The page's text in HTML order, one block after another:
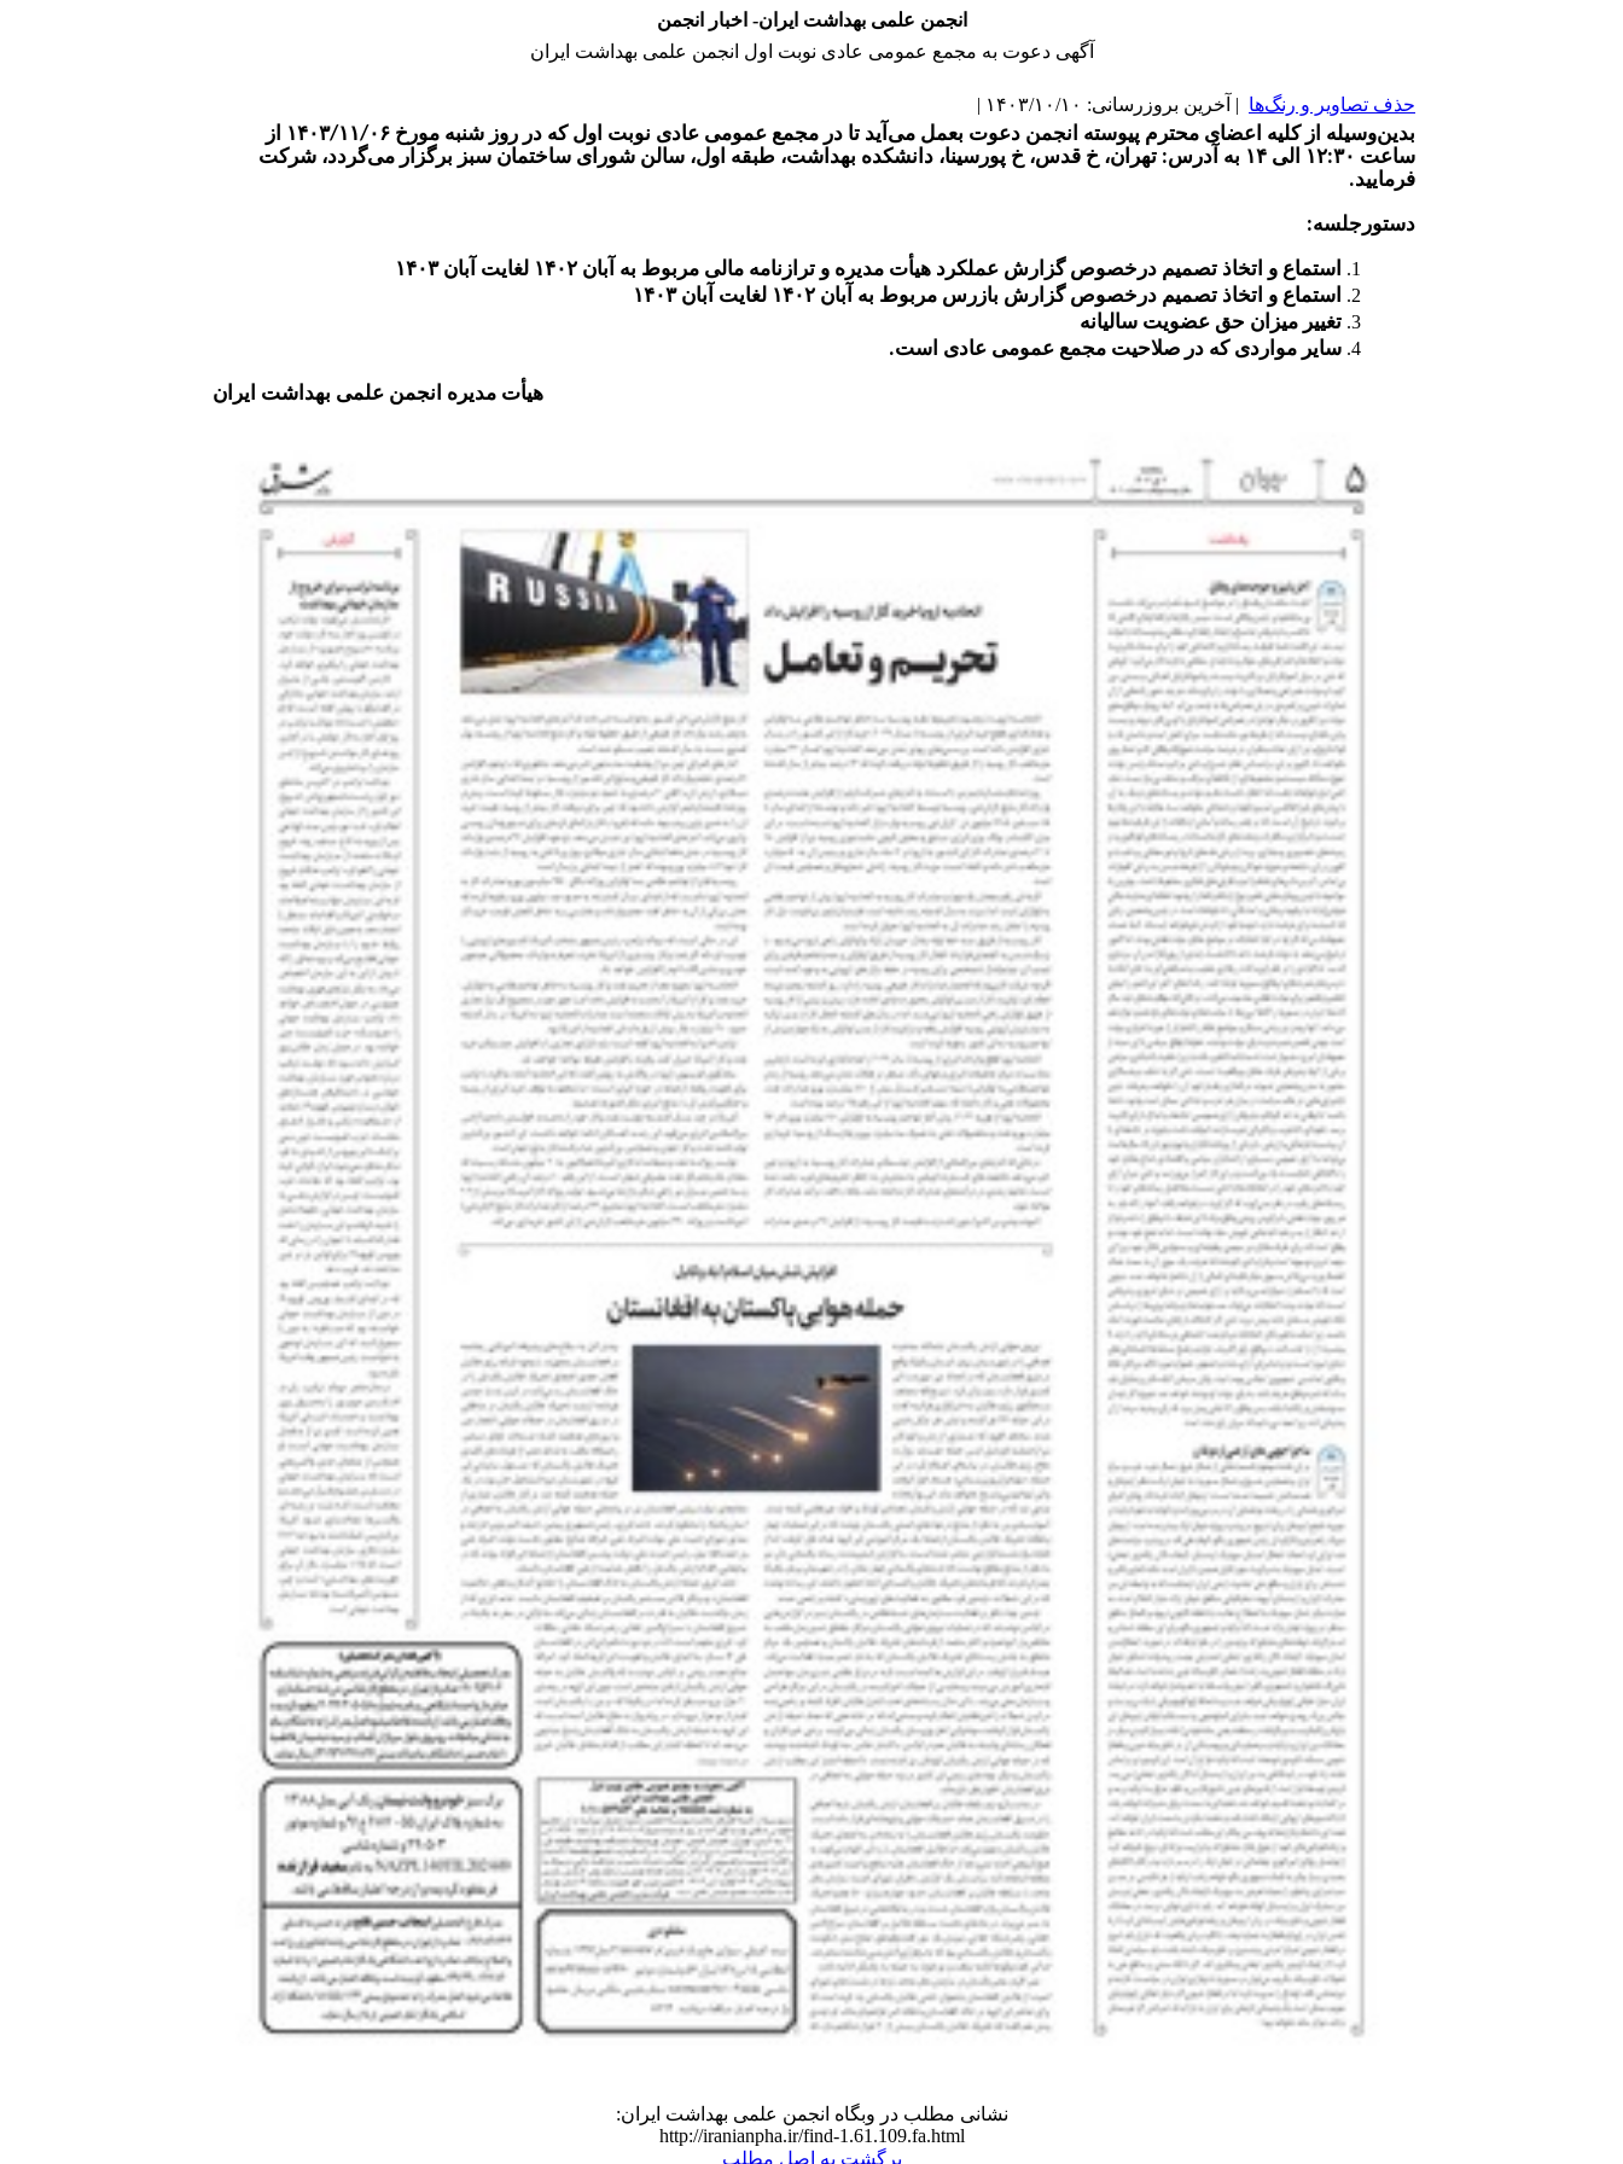
انجمن علمی بهداشت ایران- اخبار انجمن
آگهی دعوت به مجمع عمومی عادی نوبت اول انجمن علمی بهداشت ایران
حذف تصاویر و رنگ‌ها | آخرین بروزرسانی: ۱۴۰۳/۱۰/۱۰ |
بدین‌وسیله از کلیه اعضای محترم پیوسته انجمن دعوت بعمل می‌آید تا در مجمع عمومی عادی نوبت اول که در روز شنبه مورخ ۱۴۰۳/۱۱/۰۶ از
ساعت ۱۲:۳۰ الی ۱۴ به آدرس: تهران، خ قدس، خ پورسینا، دانشکده بهداشت، طبقه اول، سالن شورای ساختمان سبز برگزار می‌گردد، شرکت
فرمایید.
دستورجلسه:
استماع و اتخاذ تصمیم درخصوص گزارش عملکرد هیأت مدیره و ترازنامه مالی مربوط به آبان ۱۴۰۲ لغایت آبان ۱۴۰۳
استماع و اتخاذ تصمیم درخصوص گزارش بازرس مربوط به آبان ۱۴۰۲ لغایت آبان ۱۴۰۳
تغییر میزان حق عضویت سالیانه
سایر مواردی که در صلاحیت مجمع عمومی عادی است.
هیأت مدیره انجمن علمی بهداشت ایران
نشانی مطلب در وبگاه انجمن علمی بهداشت ایران:
http://iranianpha.ir/find-1.61.109.fa.html
برگشت به اصل مطلب